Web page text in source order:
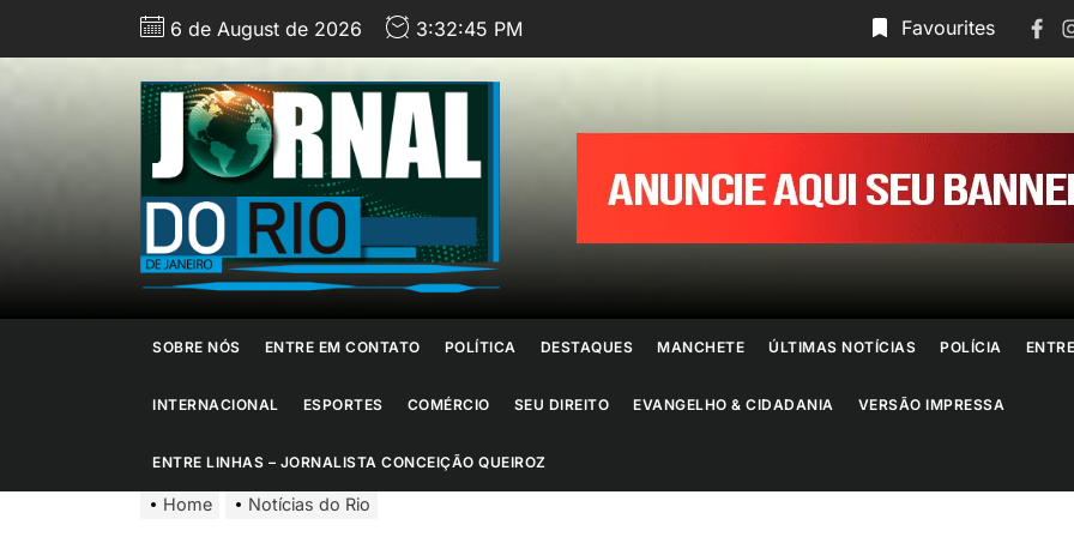
6 de August de 2026 3:32:47 PM Favourites
Jornal
do
Rio
de
Janeiro
SOBRE NÓS ENTRE EM CONTATO POLÍTICA DESTAQUES MANCHETE ÚLTIMAS NOTÍCIAS POLÍCIA
INTERNACIONAL ESPORTES COMÉRCIO SEU DIREITO EVANGELHO & CIDADANIA VERSÃO IMPRESSA
ENTRE LINHAS – JORNALISTA CONCEIÇÃO QUEIROZ
Home Notícias do Rio